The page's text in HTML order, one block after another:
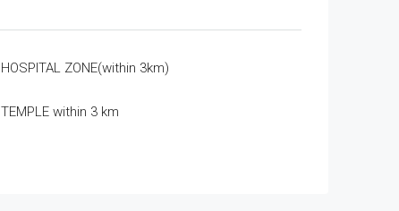
HOSPITAL ZONE(within 3km)
TEMPLE within 3 km